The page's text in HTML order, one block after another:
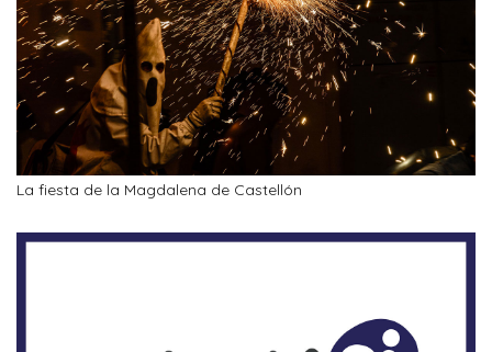
La fiesta de la Magdalena de Castellón